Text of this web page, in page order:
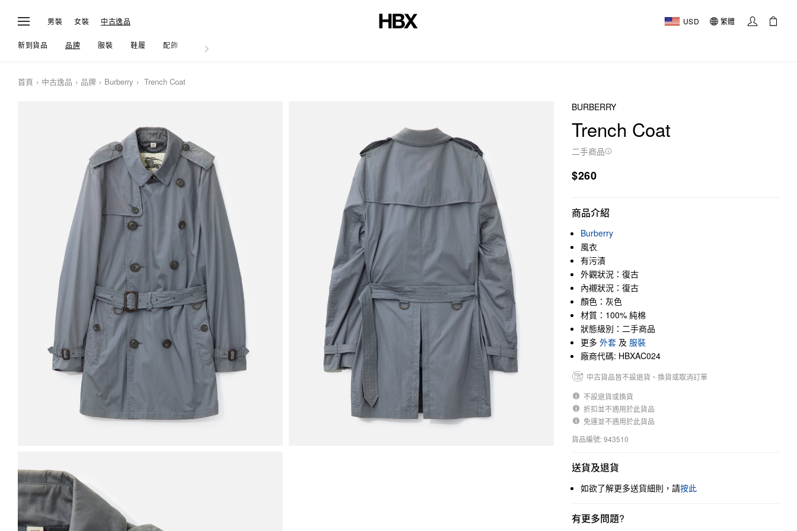
男裝 女裝 中古逸品 USD 繁體
新到貨品 品牌 服裝 鞋履 配飾 生活
首頁 中古逸品 品牌 Burberry Trench Coat
BURBERRY
Trench Coat
二手商品
$260
商品介紹
Burberry
風衣
有污漬
外觀狀況：復古
內襯狀況：復古
顏色：灰色
材質：100% 純棉
狀態級別：二手商品
更多 外套 及 服裝
廠商代碼: HBXAC024
中古貨品皆不設退貨、換貨或取消訂單
不設退貨或換貨
折扣並不適用於此貨品
免運並不適用於此貨品
貨品編號: 943510
送貨及退貨
如欲了解更多送貨細則，請按此
有更多問題?